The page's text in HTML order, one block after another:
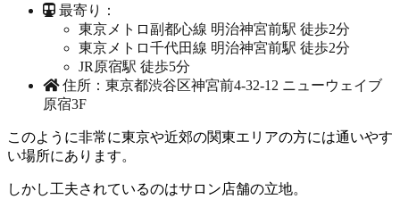
最寄り：
東京メトロ副都心線 明治神宮前駅 徒歩2分
東京メトロ千代田線 明治神宮前駅 徒歩2分
JR原宿駅 徒歩5分
住所：東京都渋谷区神宮前4-32-12 ニューウェイブ
原宿3F
このように非常に東京や近郊の関東エリアの方には通いやす
い場所にあります。
しかし工夫されているのはサロン店舗の立地。